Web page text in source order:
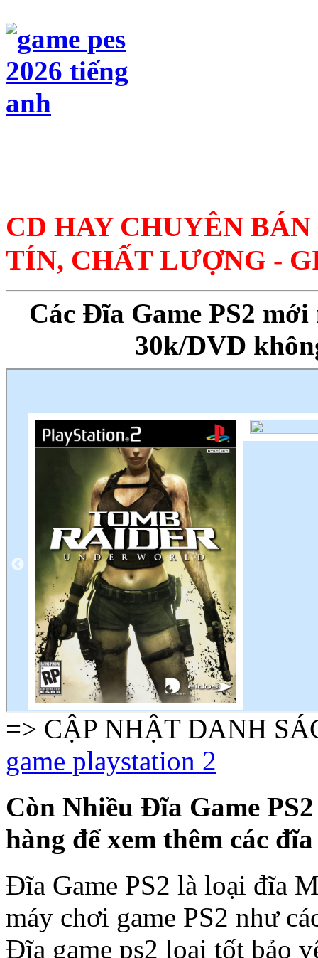
CD HAY CHUYÊN
TÍN, CHẤT LƯỢNG -
Các Đĩa Game PS2
30k/DVD
=> CẬP NHẬT DANH
game playstation 2
Còn Nhiều Đĩa Game
hàng để xem thêm các
Đĩa Game PS2 là loại đĩa
máy chơi game PS2 như
Đĩa game ps2 loại tốt bảo